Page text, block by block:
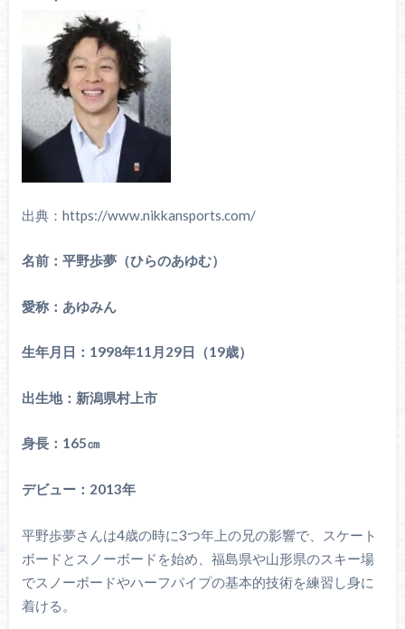
出典：https://www.nikkansports.com/
名前：平野歩夢（ひらのあゆむ）
愛称：あゆみん
生年月日：1998年11月29日（19歳）
出生地：新潟県村上市
身長：165㎝
デビュー：2013年
平野歩夢さんは4歳の時に3つ年上の兄の影響で、スケート
ボードとスノーボードを始め、福島県や山形県のスキー場
でスノーボードやハーフパイプの基本的技術を練習し身に
着ける。